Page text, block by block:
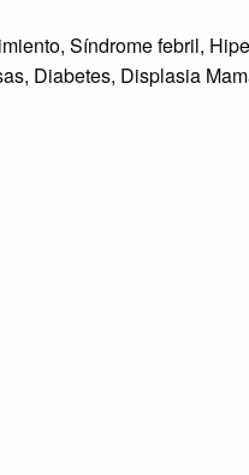
Síndrome febril,
Diabetes, Displasia